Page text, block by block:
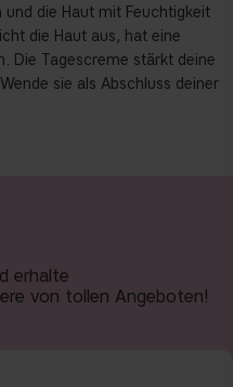
die Haut mit Feuchtigkeit
die Haut aus, hat eine
Die Tagescreme stärkt deine
sie als Abschluss deiner
erhalte
von tollen Angeboten!